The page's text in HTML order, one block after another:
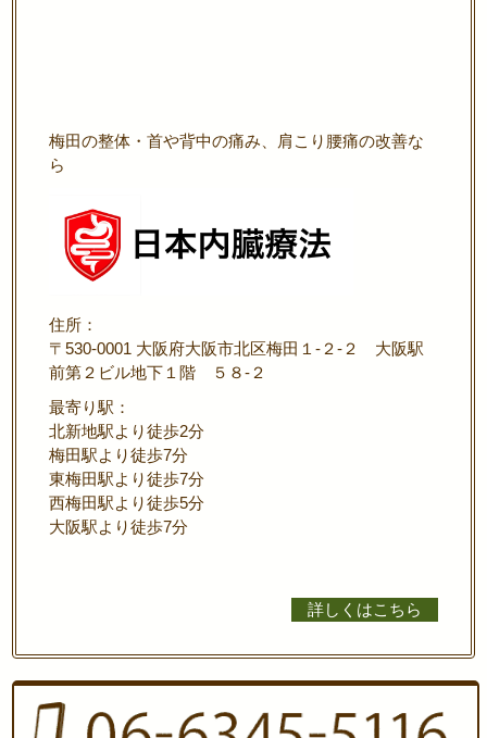
梅田の整体・首や背中の痛み、肩こり腰痛の改善な
ら
住所：
〒530-0001 大阪府大阪市北区梅田１-２-２ 大阪駅
前第２ビル地下１階 ５８-２
最寄り駅：
北新地駅より徒歩2分
梅田駅より徒歩7分
東梅田駅より徒歩7分
西梅田駅より徒歩5分
大阪駅より徒歩7分
詳しくはこちら